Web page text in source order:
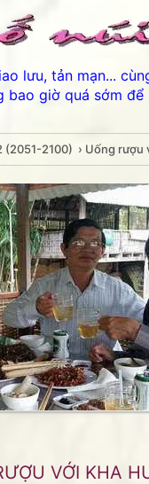
lưu, tản mạn...
bao giờ quá sớm
(2051-2100) › Uống rượu
với Kha
VỚI KHA